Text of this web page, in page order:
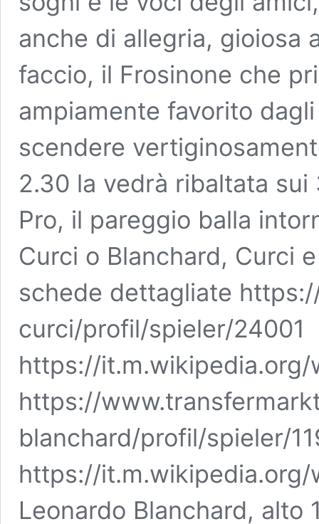
anche di allegria, gioiosa
faccio, il Frosinone che
ampiamente favorito
scendere
2.30 la vedrà ribaltata
Pro, il pareggio balla
Curci o Blanchard, Curci
schede dettagliate
curci/profil/spieler/24001
https://it.m.wikipedia.org/
https://
blanchard/profil/spieler/
https://it.m.wikipedia.org/
Leonardo Blanchard, alto